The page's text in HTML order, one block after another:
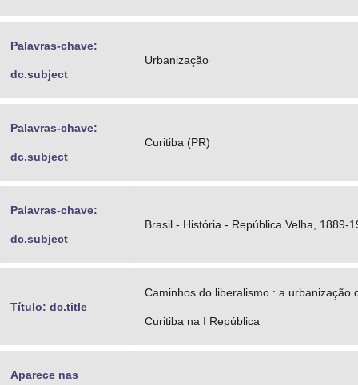
Palavras-chave:
dc.subject
Urbanização
Palavras-chave:
dc.subject
Curitiba (PR)
Palavras-chave:
dc.subject
Brasil - História - República Velha, 1889-
Título: dc.title
Caminhos do liberalismo : a urbanização
Curitiba na I República
Aparece nas